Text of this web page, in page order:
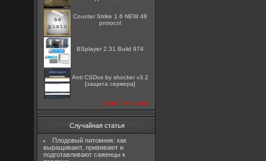
Counter Strike 1.6 NEW 48
protocol
BSplayer 2.31 Build 974
Anti CSDos by shocker v3.2
[защита сервера]
посмотреть все
Случайная статья
Плодовый питомник: как
выращивают, прививают и
подготавливают саженцы к